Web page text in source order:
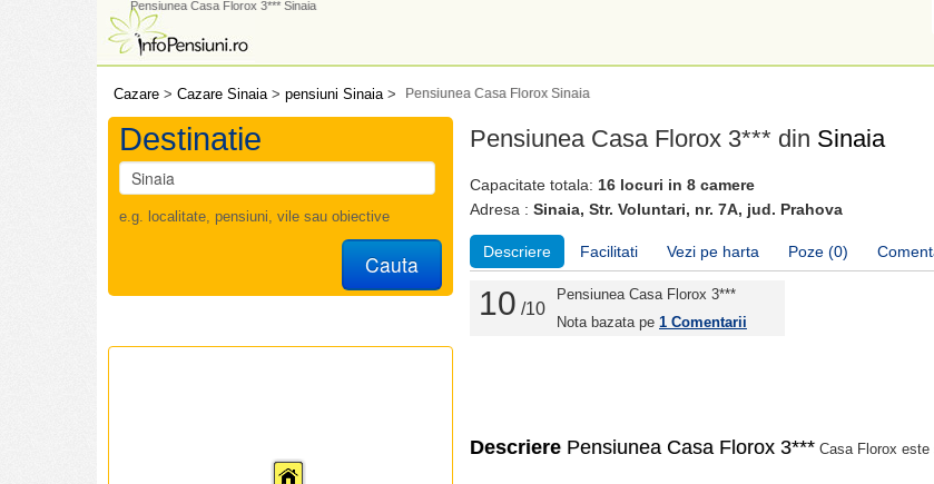
Pensiunea Casa Florox 3*** Sinaia
Cazare > Cazare Sinaia> pensiuni Sinaia> Pensiunea Casa Florox Sinaia
Destinatie
e.g. localitate, pensiuni, vile sau obiective
Cauta
Pensiunea Casa Florox 3*** din Sinaia
Capacitate totala: 16 locuri in 8 camere
Adresa : Sinaia, Str. Voluntari, nr. 7A, jud. Prahova
Descriere Facilitati Vezi pe harta Poze (0)
10 /10
Pensiunea Casa Florox 3***
Nota bazata pe 1 Comentarii
Descriere Pensiunea Casa Florox 3*** Casa Florox este